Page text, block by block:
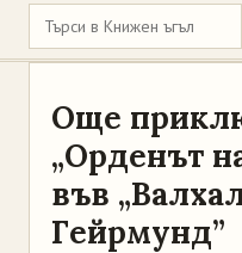
Още
„Орденът
във
Гейрмунд”